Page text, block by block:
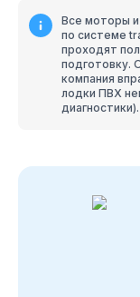
Все моторы и
по системе
проходят
подготовку.
компания
лодки ПВХ
диагностики).